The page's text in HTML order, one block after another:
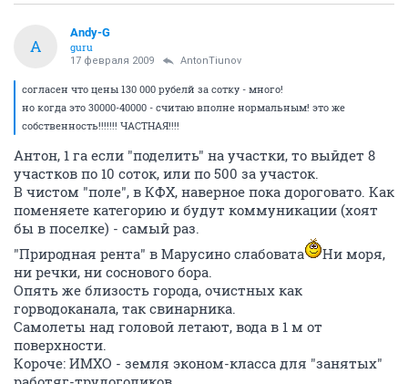
A
Andy-G
guru
17 февраля 2009 AntonTiunov
согласен что цены 130 000 рубелй за сотку - много!
но когда это 30000-40000 - считаю вполне нормальным! это же
собственность!!!!!!! ЧАСТНАЯ!!!!
Антон, 1 га если "поделить" на участки, то выйдет 8
участков по 10 соток, или по 500 за участок.
В чистом "поле", в КФХ, наверное пока дороговато. Как
поменяете категорию и будут коммуникации (хоят
бы в поселке) - самый раз.
"Природная рента" в Марусино слабовата
Ни моря,
ни речки, ни соснового бора.
Опять же близость города, очистных как
горводоканала, так свинарника.
Самолеты над головой летают, вода в 1 м от
поверхности.
Короче: ИМХО - земля эконом-класса для "занятых"